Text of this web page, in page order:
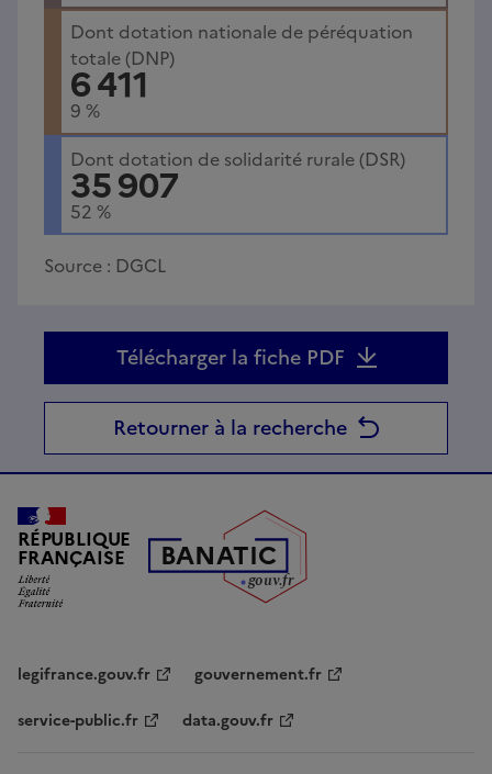
Dont dotation nationale de péréquation
totale (DNP)
6 411
9 %
Dont dotation de solidarité rurale (DSR)
35 907
52 %
Source : DGCL
Télécharger la fiche PDF
Retourner à la recherche
RÉPUBLIQUE
FRANÇAISE BANATIC
gouv.fr
legifrance.gouv.fr
gouvernement.fr
service-public.fr
data.gouv.fr